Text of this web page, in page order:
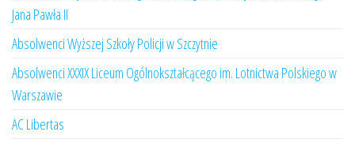
Jana Pawła II
Absolwenci Wyższej Szkoły Policji w Szczytnie
Absolwenci XXXIX Liceum Ogólnokształcącego im. Lotnictwa Polskiego w
Warszawie
AC Libertas